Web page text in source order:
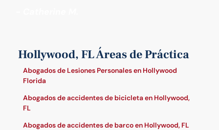
Hollywood, FL Áreas de Práctica
Abogados de Lesiones Personales en Hollywood
Florida
Abogados de accidentes de bicicleta en Hollywood,
FL
Abogados de accidentes de barco en Hollywood, FL